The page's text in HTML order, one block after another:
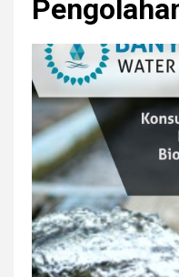
r
M
n